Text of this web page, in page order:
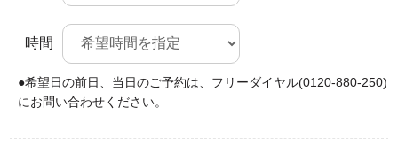
時間
●希望日の前日、当日のご予約は、 フリーダイヤル(0120-880-250)
にお問い合わせください。